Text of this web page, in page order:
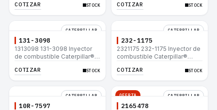
657E 631E 988F II
COTIZAR STOCK
657E 631E 988F II
COTIZAR STOCK
CATERPILLAR
131-3098
1313098 131-3098 Inyector
de combustible Caterpillar®
657E 631E 988F II
COTIZAR STOCK
CATERPILLAR
232-1175
2321175 232-1175 Inyector de
combustible Caterpillar®
657E 631E 988F II
COTIZAR STOCK
CATERPILLAR
10R-7597
OFERTA CATERPILLAR
2165478